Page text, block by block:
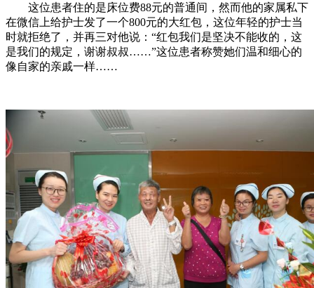
这位患者住的是床位费88元的普通间，然而他的家属私下
在微信上给护士发了一个800元的大红包，这位年轻的护士当
时就拒绝了，并再三对他说：“红包我们是坚决不能收的，这
是我们的规定，谢谢叔叔……”这位患者称赞她们温和细心的
像自家的亲戚一样……